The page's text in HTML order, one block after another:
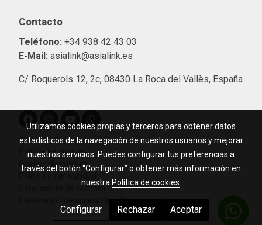
Contacto
Teléfono: +34 938 42 43 03
E-Mail: asialink@asialink.es
C/ Roquerols 12, 2c, 08430 La Roca del Vallès, España
Aviso legal
Política de cookies
Gestión de cookies
Condiciones de compra
Utilizamos cookies propias y terceros para obtener datos
estadísticos de la navegación de nuestros usuarios y mejorar
nuestros servicios. Puedes configurar tus preferencias a
través del botón “Configurar” o obtener más información en
nuestra Política de cookies
Configurar Rechazar Aceptar